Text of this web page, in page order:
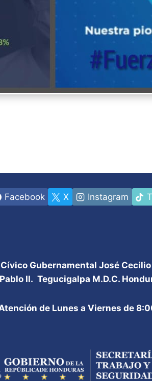
Facebook X Instagram
Gubernamental José
Pablo II. Tegucigalpa M.D.C.
de Lunes a Viernes de